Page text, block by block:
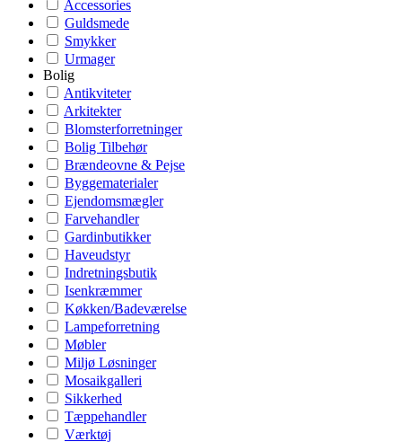
Accessories
Guldsmede
Smykker
Urmager
Bolig
Antikviteter
Arkitekter
Blomsterforretninger
Bolig Tilbehør
Brændeovne & Pejse
Byggematerialer
Ejendomsmægler
Farvehandler
Gardinbutikker
Haveudstyr
Indretningsbutik
Isenkræmmer
Køkken/Badeværelse
Lampeforretning
Møbler
Miljø Løsninger
Mosaikgalleri
Sikkerhed
Tæppehandler
Værktøj